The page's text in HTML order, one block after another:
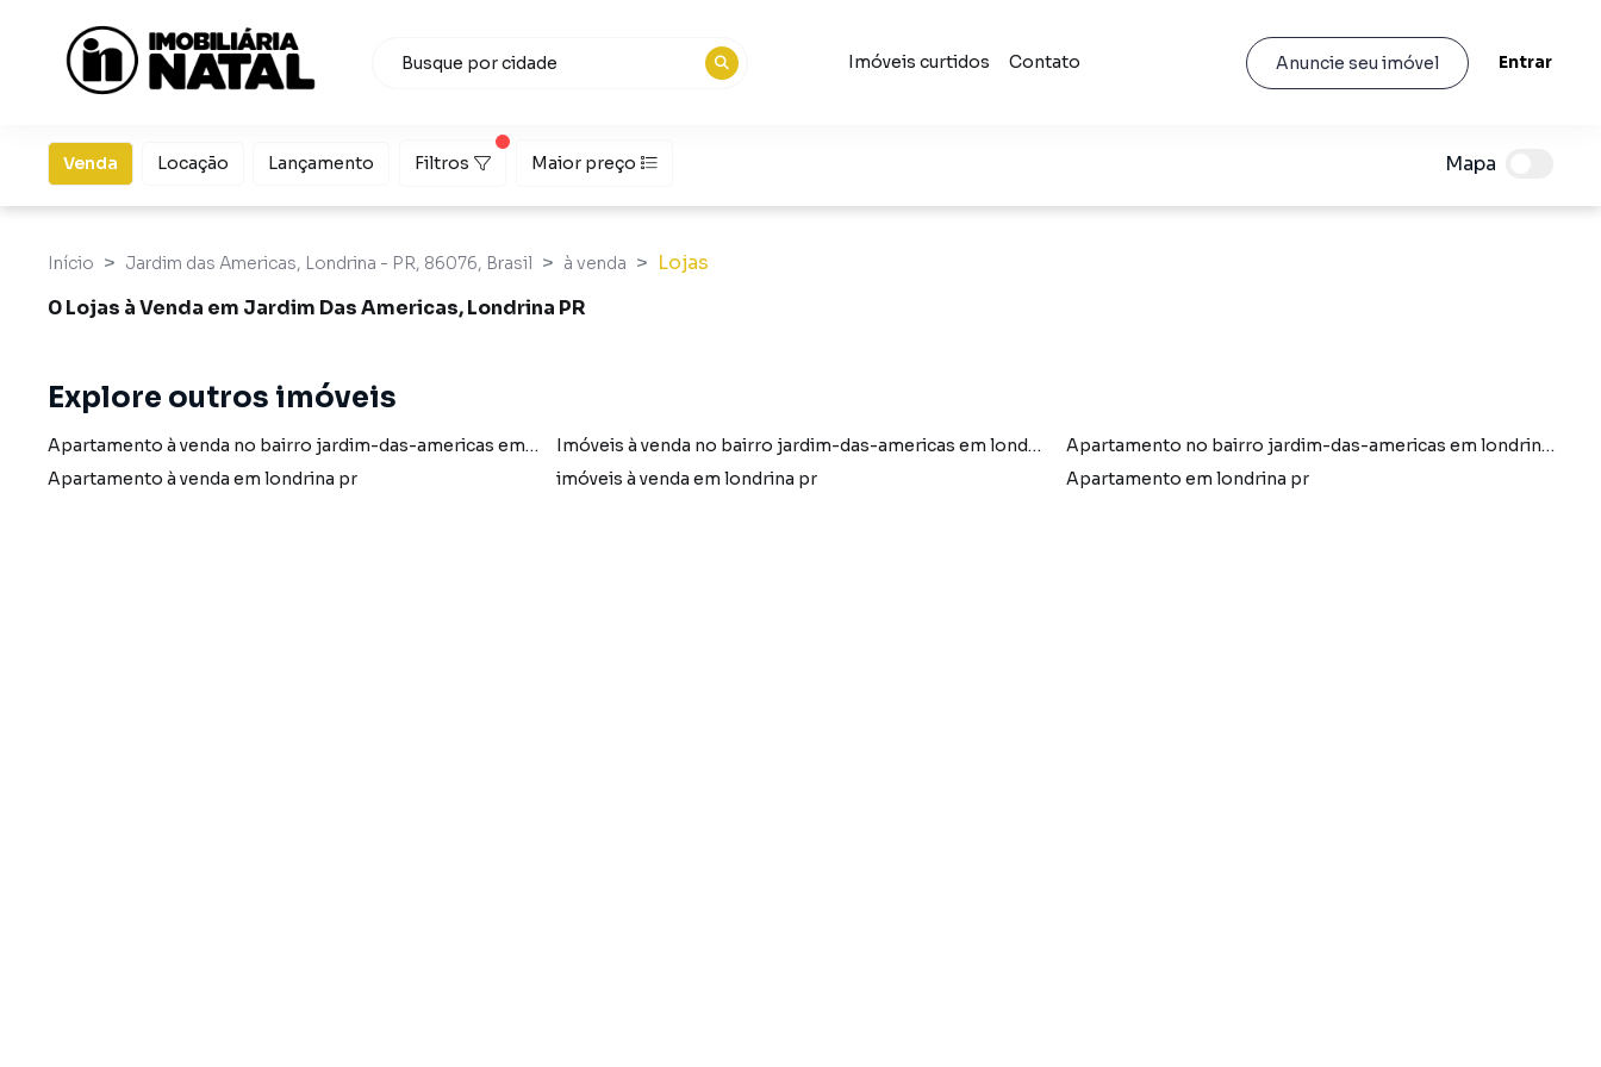
Imóveis curtidos Contato Anuncie seu imóvel Entrar
Venda Locação Lançamento Filtros Maior preço Mapa
Início Jardim das Americas, Londrina - PR, 86076, Brasil à venda
Lojas
0 Lojas à Venda em Jardim Das Americas, Londrina PR
Explore outros imóveis
Apartamento à venda no bairro jardim-das-americas em londrina pr com 1 vaga Imóveis à venda no bairro jardim-das-americas em londrina pr
Apartamento no bairro jardim-das-americas em londrina pr
Apartamento à venda em londrina pr
imóveis à venda em londrina pr Apartamento em londrina pr